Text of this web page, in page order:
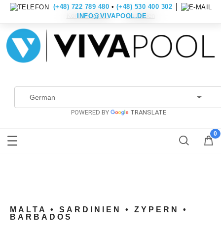
Konto erstellen Anmelden
POWERED BY TRANSLATE
(+48) 722 789 480 • (+48) 530 400 302
INFO@VIVAPOOL.DE
MALTA • SARDINIEN • ZYPERN •
BARBADOS